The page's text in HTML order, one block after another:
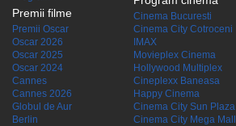
Premii filme
Premii Oscar
Oscar 2026
Oscar 2025
Oscar 2024
Cannes
Cannes 2026
Globul de Aur
Berlin
Cinema Bucuresti
Cinema City Cotroceni
IMAX
Movieplex Cinema
Hollywood Multiplex
Cineplexx Baneasa
Happy Cinema
Cinema City Sun Plaza
Cinema City Mega Mall